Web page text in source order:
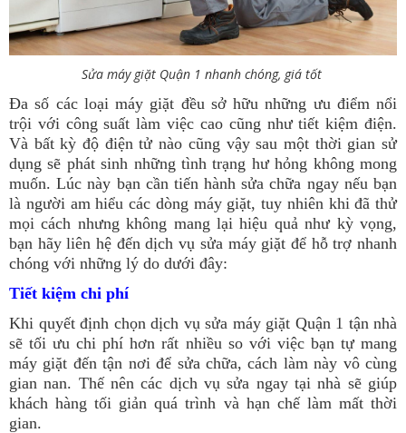
Sửa máy giặt Quận 1 nhanh chóng, giá tốt
Đa số các loại máy giặt đều sở hữu những ưu điểm nổi
trội với công suất làm việc cao cũng như tiết kiệm điện.
Và bất kỳ độ điện tử nào cũng vậy sau một thời gian sử
dụng sẽ phát sinh những tình trạng hư hỏng không mong
muốn. Lúc này bạn cần tiến hành sửa chữa ngay nếu bạn
là người am hiểu các dòng máy giặt, tuy nhiên khi đã thử
mọi cách nhưng không mang lại hiệu quả như kỳ vọng,
bạn hãy liên hệ đến dịch vụ sửa máy giặt để hỗ trợ nhanh
chóng với những lý do dưới đây:
Tiết kiệm chi phí
Khi quyết định chọn dịch vụ sửa máy giặt Quận 1 tận nhà
sẽ tối ưu chi phí hơn rất nhiều so với việc bạn tự mang
máy giặt đến tận nơi để sửa chữa, cách làm này vô cùng
gian nan. Thế nên các dịch vụ sửa ngay tại nhà sẽ giúp
khách hàng tối giản quá trình và hạn chế làm mất thời
gian.